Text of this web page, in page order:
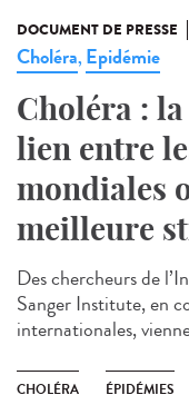
DOCUMENT DE PRESSE
Choléra, Epidémie
Choléra :
lien entre
mondiales
meilleure
Des chercheurs de
Sanger Institute, en
internationales,
CHOLÉRA ÉPIDÉMIES